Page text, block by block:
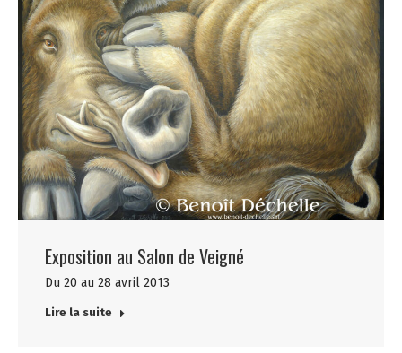
Exposition au Salon de Veigné
Du 20 au 28 avril 2013
Lire la suite